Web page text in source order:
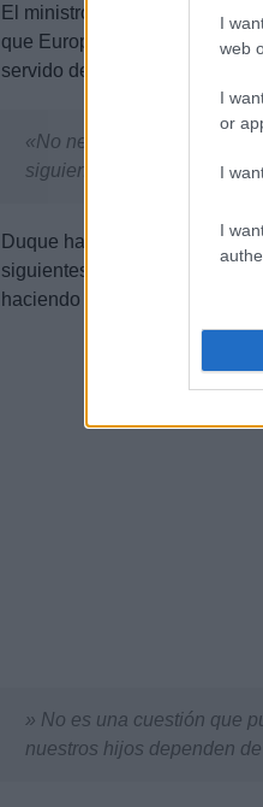
I
web
I
or
I
I
El ministro cree que si
que Europa ha marcado.
servido de empujón pero:
«No necesariamente
siguientes años».
Duque ha expresado su
siguientes Gobiernos sigan
haciendo actualmente.
» No es una cuestión que
nuestros hijos dependen